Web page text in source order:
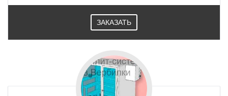
регионам
ЗАКАЗАТЬ
УЗНАТЬ ПОДРОБНЕЕ